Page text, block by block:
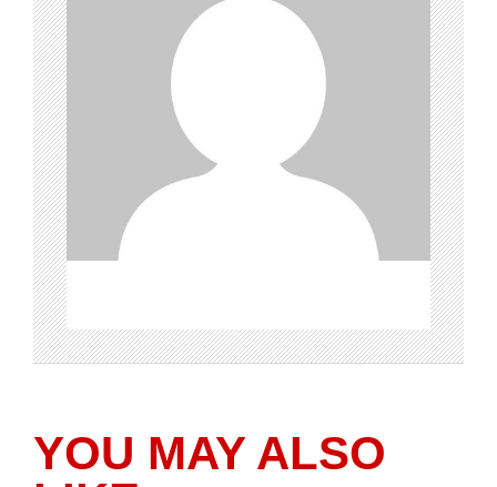
YOU MAY ALSO